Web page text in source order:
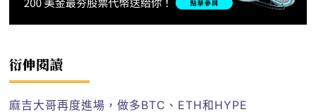
衍伸閱讀
麻吉大哥再度進場，做多BTC、ETH和HYPE